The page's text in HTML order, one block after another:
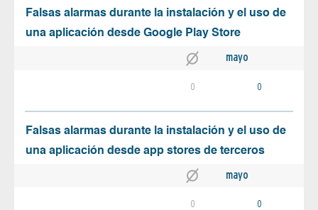
Falsas alarmas durante la instalación y el uso de
una aplicación desde Google Play Store
mayo
0 0
Falsas alarmas durante la instalación y el uso de
una aplicación desde app stores de terceros
mayo
0 0